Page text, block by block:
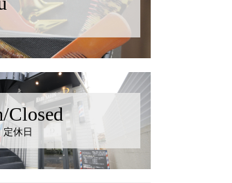
Closed
定休日